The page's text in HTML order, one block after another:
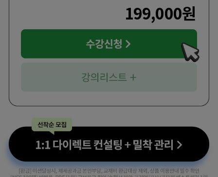
199,000원